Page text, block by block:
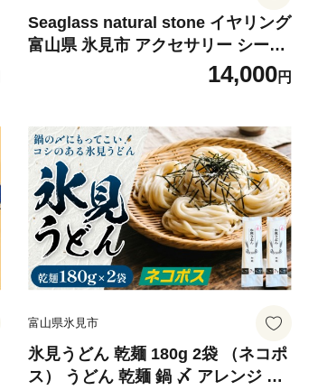
Seaglass natural stone イヤリング
富山県 氷見市 アクセサリー シーグ
ラス ハンドメイド おしゃれ14,000円
富山県氷見市
氷見うどん 乾麺 180g 2袋 （ネコポ
ス） うどん 乾麺 鍋 〆 アレンジ 富